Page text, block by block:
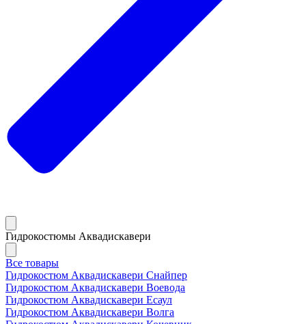
Гидрокостюмы Аквадискавери
Все товары
Гидрокостюм Аквадискавери Снайпер
Гидрокостюм Аквадискавери Воевода
Гидрокостюм Аквадискавери Есаул
Гидрокостюм Аквадискавери Волга